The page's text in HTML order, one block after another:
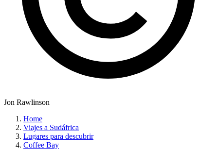
Jon Rawlinson
Home
Viajes a Sudáfrica
Lugares para descubrir
Coffee Bay